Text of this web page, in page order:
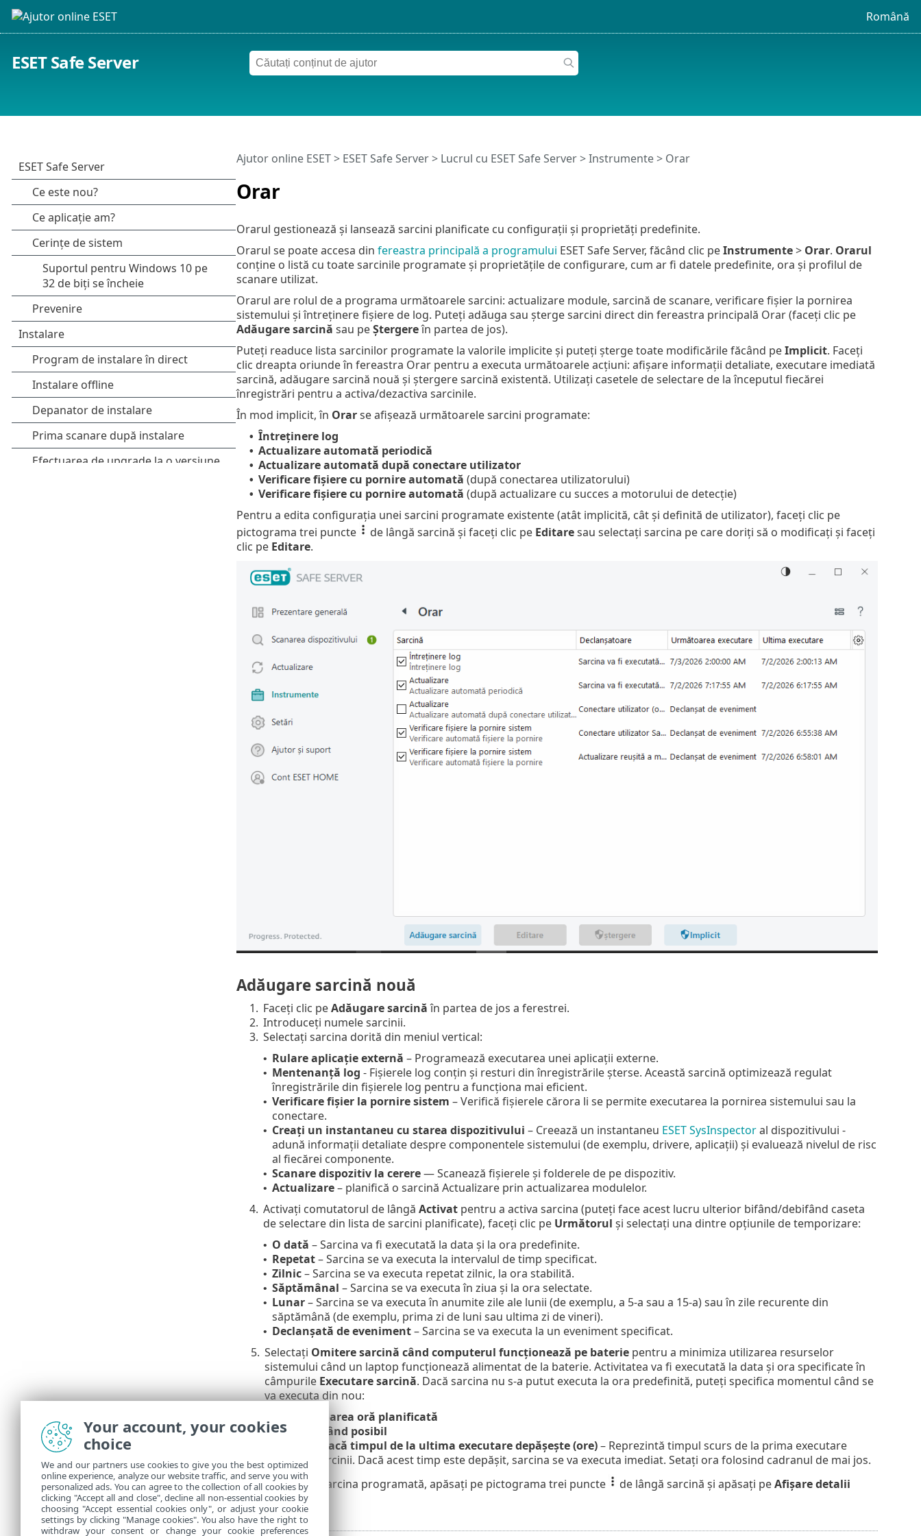
Română
ESET Safe Server
Orar
Ajutor online ESET> ESET Safe Server> Lucrul cu ESET Safe Server>Instrumente> Orar
Orarul gestionează și lansează sarcini planificate cu configurații și proprietăți predefinite.
Orarul se poate accesa din fereastra principală a programului ESET Safe Server, făcând clic peInstrumente> Orar. Orarul
conține o listă cu toate sarcinile programate și proprietățile de configurare, cum ar fi datele predefinite, ora și profilul de
scanare utilizat.
Orarul are rolul de a programa următoarele sarcini: actualizare module, sarcină de scanare, verificare fișier la pornirea
sistemului și întreținere fișiere de log. Puteți adăuga sau șterge sarcini direct din fereastra principală Orar (faceți clic pe
Adăugare sarcină sau peȘtergereîn partea de jos).
Puteți readuce lista sarcinilor programate la valorile implicite și puteți șterge toate modificările făcând peImplicit. Faceți
clic dreapta oriunde în fereastra Orar pentru a executa următoarele acțiuni: afișare informații detaliate, executare imediată
sarcină, adăugare sarcină nouă și ștergere sarcină existentă. Utilizați casetele de selectare de la începutul fiecărei
înregistrări pentru a activa/dezactiva sarcinile.
În mod implicit, în Orarse afișează următoarele sarcini programate:
• Întreținere log
• Actualizare automată periodică
• Actualizare automată după conectare utilizator
• Verificare fișiere cu pornire automată (după conectarea utilizatorului)
• Verificare fișiere cu pornire automată (după actualizare cu succes a motorului de detecție)
Pentru a edita configurația unei sarcini programate existente (atât implicită, cât și definită de utilizator), faceți clic pe
pictograma trei puncte
de lângă sarcină și faceți clic pe Editaresau selectați sarcina pe care doriți să o modificați și faceți
clic pe Editare.
Adăugare sarcină nouă
1. Faceți clic peAdăugare sarcinăîn partea de jos a ferestrei.
2. Introduceți numele sarcinii.
3. Selectați sarcina dorită din meniul vertical:
• Rulare aplicație externă – Programează executarea unei aplicații externe.
• Mentenanță log - Fișierele log conțin și resturi din înregistrările șterse. Această sarcină optimizează regulat
înregistrările din fișierele log pentru a funcționa mai eficient.
• Verificare fișier la pornire sistem – Verifică fișierele cărora li se permite executarea la pornirea sistemului sau la
conectare.
• Creați un instantaneu cu starea dispozitivului – Creează un instantaneu ESET SysInspectoral dispozitivului -
adună informații detaliate despre componentele sistemului (de exemplu, drivere, aplicații) și evaluează nivelul de risc
al fiecărei componente.
• Scanare dispozitiv la cerere— Scanează fișierele și folderele de pe dispozitiv.
• Actualizare– planifică o sarcină Actualizare prin actualizarea modulelor.
4. Activați comutatorul de lângă Activatpentru a activa sarcina (puteți face acest lucru ulterior bifând/debifând caseta
de selectare din lista de sarcini planificate), faceți clic pe Următorul și selectați una dintre opțiunile de temporizare:
• O dată – Sarcina va fi executată la data și la ora predefinite.
• Repetat– Sarcina se va executa la intervalul de timp specificat.
• Zilnic– Sarcina se va executa repetat zilnic, la ora stabilită.
• Săptămânal – Sarcina se va executa în ziua și la ora selectate.
• Lunar– Sarcina se va executa în anumite zile ale lunii (de exemplu, a 5-a sau a 15-a) sau în zile recurente din
săptămână (de exemplu, prima zi de luni sau ultima zi de vineri).
• Declanșată de eveniment– Sarcina se va executa la un eveniment specificat.
5. Selectați Omitere sarcină când computerul funcționează pe bateriepentru a minimiza utilizarea resurselor
sistemului când un laptop funcționează alimentat de la baterie. Activitatea va fi executată la data și ora specificate în
câmpurile Executare sarcină. Dacă sarcina nu s-a putut executa la ora predefinită, puteți specifica momentul când se
va executa din nou:
La următoarea oră planificată
• Cât de curând posibil
Imediat, dacă timpul de la ultima executare depășește (ore)– Reprezintă timpul scurs de la prima executare
omisă a sarcinii. Dacă acest timp este depășit, sarcina se va executa imediat. Setați ora folosind cadranul de mai jos.
Pentru a revizui sarcina programată, apăsați pe pictograma trei puncte
de lângă sarcină și apăsați peAfișare detalii
sarcină.
Your account, your cookies
choice
We and our partners use cookies to give you the best optimized
online experience, analyze our website traffic, and serve you with
personalized ads. You can agree to the collection of all cookies by
clicking "Accept all and close", decline all non-essential cookies by
choosing "Accept essential cookies only", or adjust your cookie
settings by clicking "Manage cookies". You also have the right to
withdraw your consent or change your cookie preferences